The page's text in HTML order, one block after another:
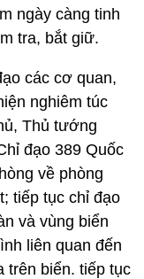
ngày càng tinh
tra, bắt giữ.
các cơ quan,
nghiêm túc
Thủ tướng
đạo 389 Quốc
về phòng
tiếp tục chỉ đạo
và vùng biển
liên quan đến
trên biển. tiếp tục